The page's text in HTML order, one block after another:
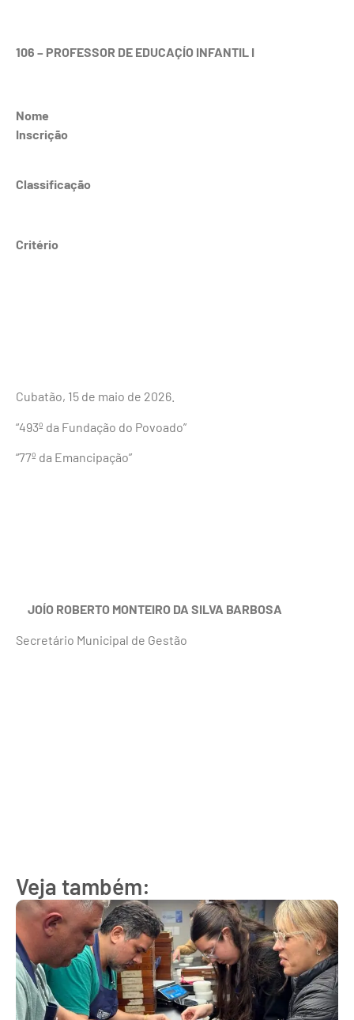
106 – PROFESSOR DE EDUCAÇÍO INFANTIL I
Nome
Inscrição
Classificação
Critério
Cubatão, 15 de maio de 2026.
“493º da Fundação do Povoado”
“77º da Emancipação”
JOÍO ROBERTO MONTEIRO DA SILVA BARBOSA
Secretário Municipal de Gestão
Veja também: